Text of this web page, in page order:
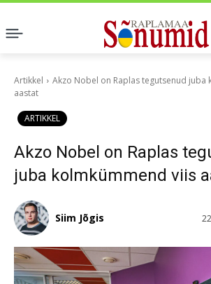
Artikkel
Akzo Nobel on Raplas tegutsenud juba
aastat
ARTIKKEL
Akzo Nobel on Raplas
juba kolmkümmend viis
Siim Jõgis